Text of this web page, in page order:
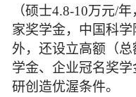
（硕士4.8-10万元/
家奖学金，中国科
外，还设立高额（
学金、企业冠名奖
研创造优渥条件。